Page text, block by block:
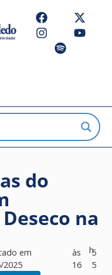
do
na
em
2025
às
16
h5
5